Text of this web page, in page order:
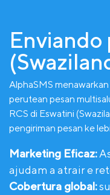
Enviando
AlphaSMS
perutean pesan
RCS di Eswatini
pengiriman pesan ke
Marketing Eficaz:
ajudam a atrair e
Cobertura global: